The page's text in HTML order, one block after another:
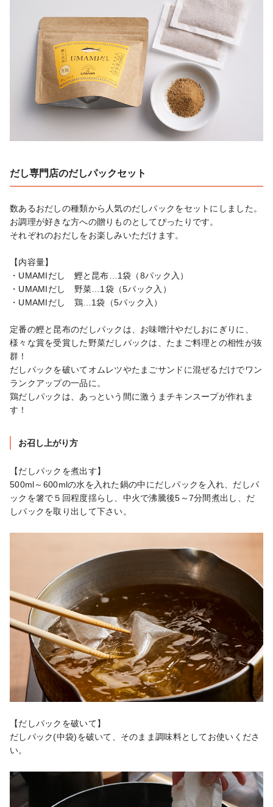
だし専門店のだしパックセット
数あるおだしの種類から人気のだしパックをセットにしました。
お調理が好きな方への贈りものとしてぴったりです。
それぞれのおだしをお楽しみいただけます。
【内容量】
・UMAMIだし　鰹と昆布…1袋（8パック入）
・UMAMIだし　野菜…1袋（5パック入）
・UMAMIだし　鶏…1袋（5パック入）
定番の鰹と昆布のだしパックは、お味噌汁やだしおにぎりに、
様々な賞を受賞した野菜だしパックは、たまご料理との相性が抜
群！
だしパックを破いてオムレツやたまごサンドに混ぜるだけでワン
ランクアップの一品に。
鶏だしパックは、あっという間に激うまチキンスープが作れま
す！
お召し上がり方
【だしパックを煮出す】
500ml～600mlの水を入れた鍋の中にだしパックを入れ、だしパ
ックを箸で５回程度揺らし、中火で沸騰後5～7分間煮出し、だ
しパックを取り出して下さい。
【だしパックを破いて】
だしパック(中袋)を破いて、そのまま調味料としてお使いくださ
い。